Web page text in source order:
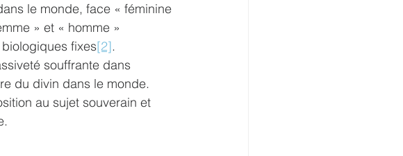
le monde, face « féminine
» et « homme »
fixes[2].
souffrante dans
du divin dans le monde.
au sujet souverain et